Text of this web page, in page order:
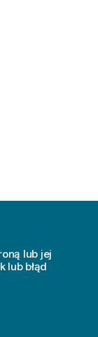
lub jej
lub błąd